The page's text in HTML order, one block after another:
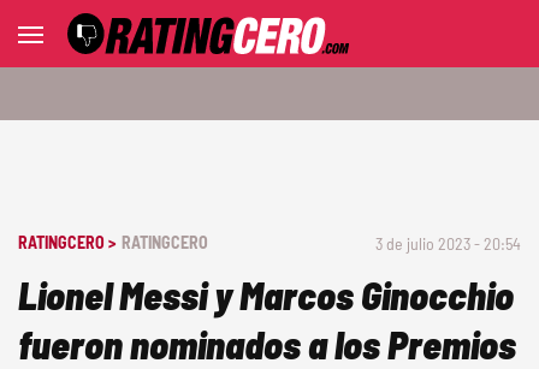
RATINGCERO > RATINGCERO 3 de julio 2023 - 20:54
Lionel Messi y Marcos Ginocchio
fueron nominados a los Premios